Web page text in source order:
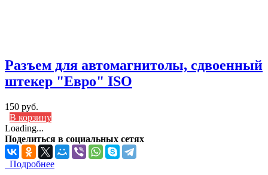
Разъем для автомагнитолы, сдвоенный
штекер "Евро" ISO
150 руб.
В корзину
Loading...
Поделиться в социальных сетях
Подробнее